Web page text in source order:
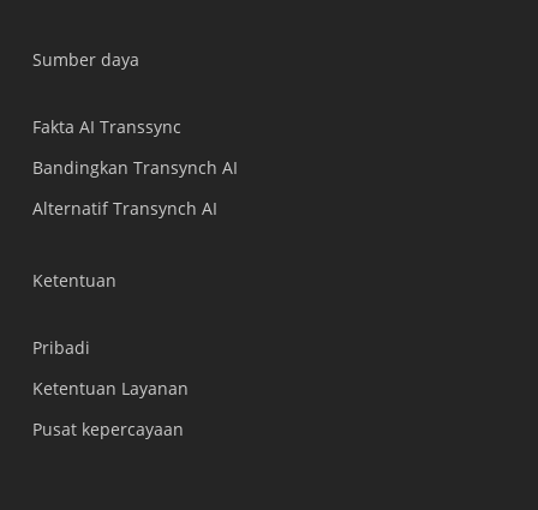
Sumber daya
Fakta AI Transsync
Bandingkan Transynch AI
Alternatif Transynch AI
Ketentuan
Pribadi
Ketentuan Layanan
Pusat kepercayaan